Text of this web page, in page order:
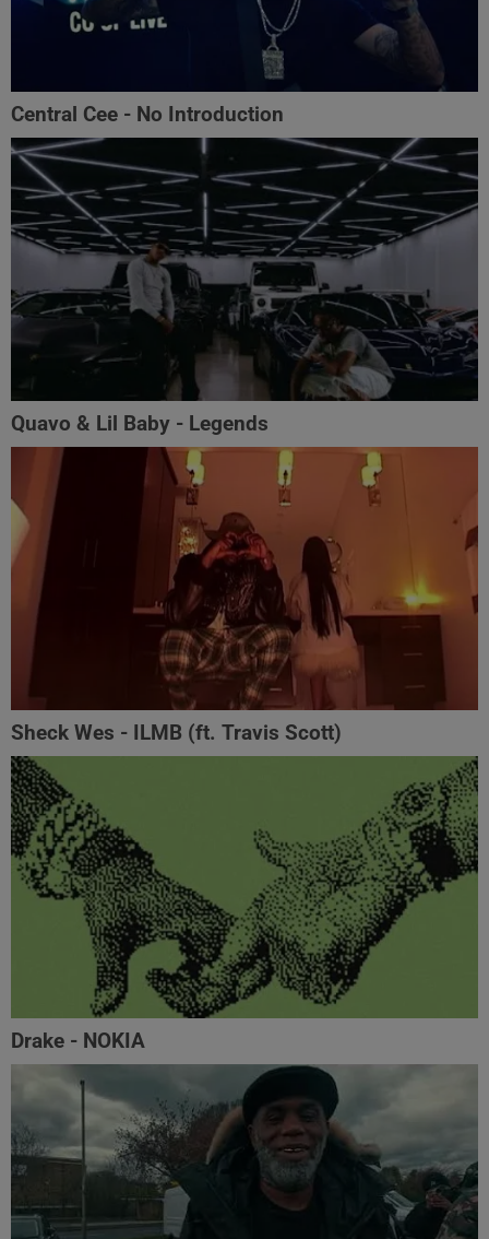
Central Cee - No Introduction
Quavo & Lil Baby - Legends
Sheck Wes - ILMB (ft. Travis Scott)
Drake - NOKIA